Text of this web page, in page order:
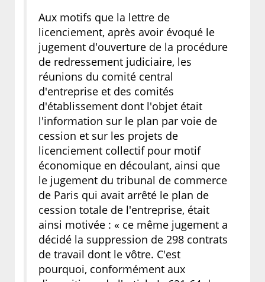
Aux motifs que la lettre de
licenciement, après avoir évoqué le
jugement d'ouverture de la procédure
de redressement judiciaire, les
réunions du comité central
d'entreprise et des comités
d'établissement dont l'objet était
l'information sur le plan par voie de
cession et sur les projets de
licenciement collectif pour motif
économique en découlant, ainsi que
le jugement du tribunal de commerce
de Paris qui avait arrêté le plan de
cession totale de l'entreprise, était
ainsi motivée : « ce même jugement a
décidé la suppression de 298 contrats
de travail dont le vôtre. C'est
pourquoi, conformément aux